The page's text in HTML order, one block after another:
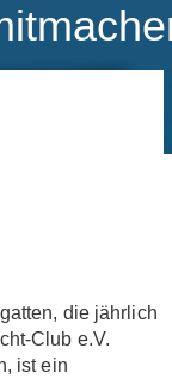
die jährlich
Club e.V.
ist ein